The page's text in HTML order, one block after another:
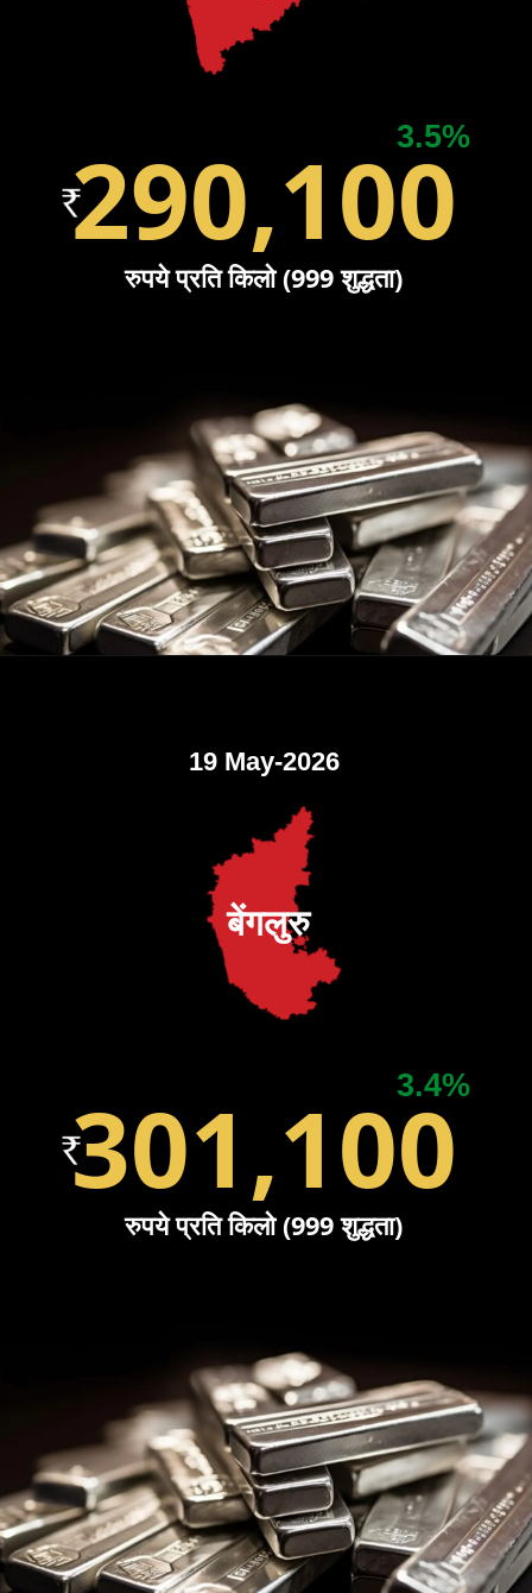
3.5%
290,100
रुपये प्रति किलो (999 शुद्धता)
3.4%
301,100
19 May-2026
रुपये प्रति किलो (999 शुद्धता)
बेंगलुरु